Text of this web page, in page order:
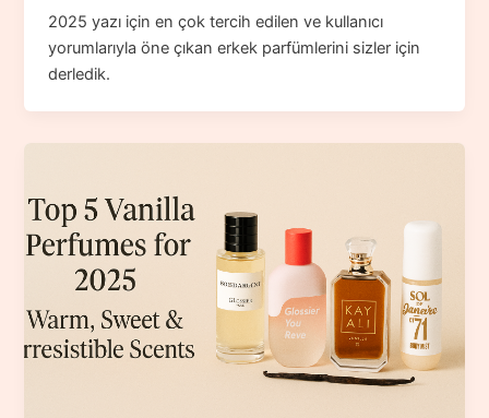
2025 yazı için en çok tercih edilen ve kullanıcı
yorumlarıyla öne çıkan erkek parfümlerini sizler için
derledik.